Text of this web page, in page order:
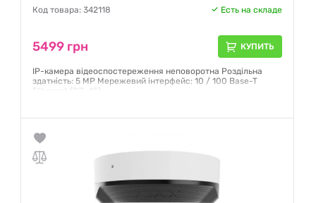
Код товара: 342118 Есть на складе
5499 грн КУПИТЬ
IP-камера відеоспостереження неповоротна Роздільна
здатність: 5 MP Мережевий інтерфейс: 10 / 100 Base-T
Ethernet (RJ-45)